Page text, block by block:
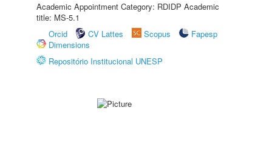
Academic Appointment Category: RDIDP Academic
title: MS-5.1
Orcid
CV Lattes Scopus
Fapesp
Dimensions
Repositório Institucional UNESP